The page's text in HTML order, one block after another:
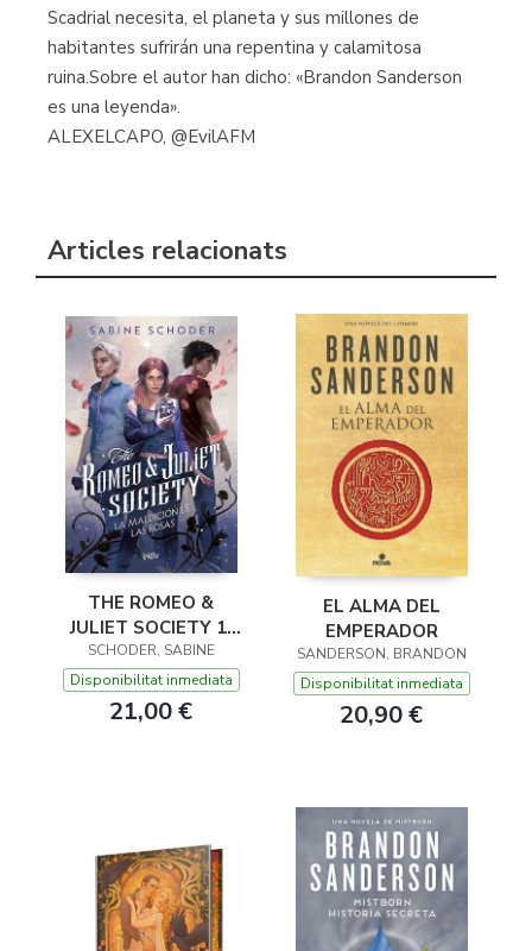
Scadrial necesita, el planeta y sus millones de
habitantes sufrirán una repentina y calamitosa
ruina.Sobre el autor han dicho: «Brandon Sanderson
es una leyenda».
ALEXELCAPO, @EvilAFM
Articles relacionats
THE ROMEO &
JULIET SOCIETY 1.
LA MALDICIÓN DE
LAS ROSAS
SCHODER, SABINE
Disponibilitat inmediata
21,00 €
EL ALMA DEL
EMPERADOR
SANDERSON, BRANDON
Disponibilitat inmediata
20,90 €